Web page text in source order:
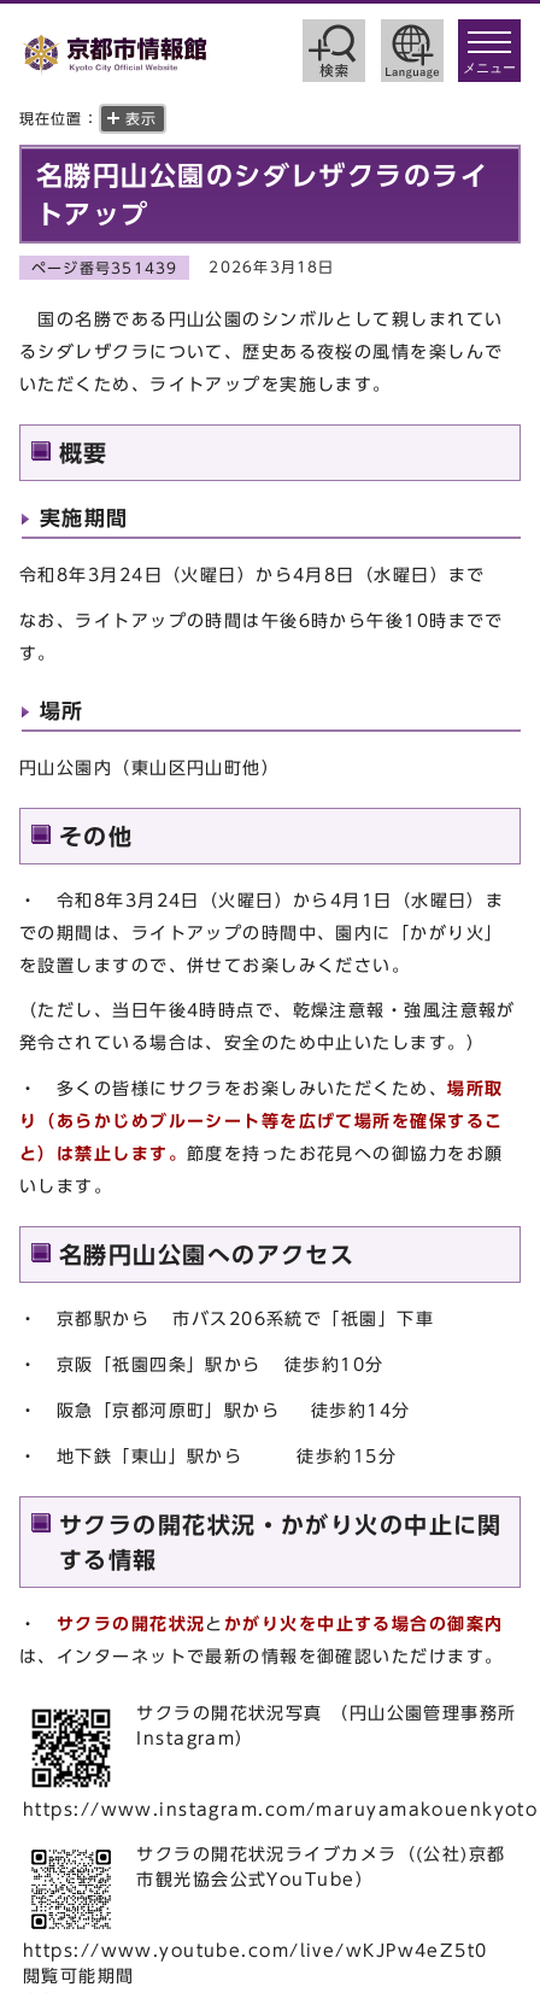
toggle
メニュー
現在位置： 表示
名勝円山公園のシダレザクラのライ
トアップ
ページ番号351439 2026年3月18日
国の名勝である円山公園のシンボルとして親しまれてい
るシダレザクラについて、歴史ある夜桜の風情を楽しんで
いただくため、ライトアップを実施します。
概要
実施期間
令和8年3月24日（火曜日）から4月8日（水曜日）まで
なお、ライトアップの時間は午後6時から午後10時までで
す。
場所
円山公園内（東山区円山町他）
その他
・ 令和8年3月24日（火曜日）から4月1日（水曜日）ま
での期間は、ライトアップの時間中、園内に「かがり火」
を設置しますので、併せてお楽しみください。
（ただし、当日午後4時時点で、乾燥注意報・強風注意報が
発令されている場合は、安全のため中止いたします。）
・ 多くの皆様にサクラをお楽しみいただくため、場所取
り（あらかじめブルーシート等を広げて場所を確保するこ
と）は禁止します。 節度を持ったお花見への御協力をお願
いします。
名勝円山公園へのアクセス
・ 京都駅から 市バス206系統で「祇園」下車
・ 京阪「祇園四条」駅から 徒歩約10分
・ 阪急「京都河原町」駅から 徒歩約14分
・ 地下鉄「東山」駅から 徒歩約15分
サクラの開花状況・かがり火の中止に関
する情報
・ サクラの開花状況と かがり火を中止する場合の御案内
は、インターネットで最新の情報を御確認いただけます。
サクラの開花状況写真 （円山公園管理事務所
Instagram）
https://www.instagram.com/maruyamakouenkyoto
サクラの開花状況ライブカメラ（(公社)京都
市観光協会公式YouTube）
https://www.youtube.com/live/wKJPw4eZ5t0
閲覧可能期間